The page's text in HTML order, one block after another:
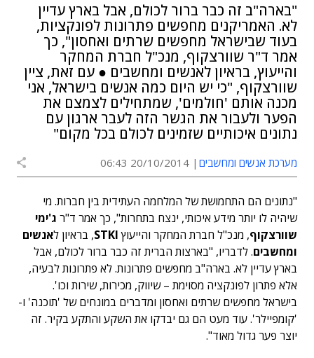
"בארה"ב זה כבר ברור לכולם, אבל בארץ עדיין
לא. האמריקנים מחפשים פתרונות לפונקציות,
בעוד שבישראל מחפשים שרתים ואחסון", כך
אמר ד"ר שוורצקוף, מנכ"ל חברת המחקר
והייעוץ, בראיון לאנשים ומחשבים ● עם זאת, ציין
שוורצקוף, "כי יש היום כמה אנשים בישראל, אני
מכנה אותם 'חולמים', שמתחילים לצמצם את
הפער ולעבור את הגשר הזה לעבר ארגון עם
נתונים איכותיים שזמינים לכולם בכל מקום"
מערכת אנשים ומחשבים 20/10/2014 06:43
"נתונים הם התחמושת של המלחמה העתידית בין חברות. מי
שיהיה לו יותר מידע איכותי, ינצח בתחרות", כך אמר ד"ר ג'ימי
שוורצקוף, מנכ"ל חברת המחקר והייעוץSTKI, בראיון לאנשים
ומחשבים. לדבריו, "בארצות הברית זה כבר ברור לכולם, אבל
בארץ עדיין לא. בארה"ב מחפשים פתרונות. לא פתרונות לבעיה,
אלא פתרון לפונקציה מסוימת – שיווק, מכירות, שירות וכו'.
בישראל מחפשים שרתים ואחסון ומדברים במונחים של 'תוכנה' ו-
'קומפיילר'. עוד מעט הם גם יבדקו את השקע והתקע בקיר. זה
יוצר פער גדול מאוד".